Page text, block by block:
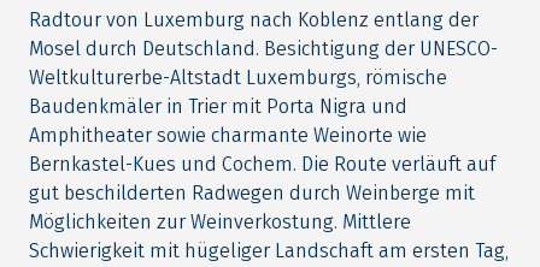
Radtour von Luxemburg nach Koblenz entlang der
Mosel durch Deutschland. Besichtigung der UNESCO-
Weltkulturerbe-Altstadt Luxemburgs, römische
Baudenkmäler in Trier mit Porta Nigra und
Amphitheater sowie charmante Weinorte wie
Bernkastel-Kues und Cochem. Die Route verläuft auf
gut beschilderten Radwegen durch Weinberge mit
Möglichkeiten zur Weinverkostung. Mittlere
Schwierigkeit mit hügeliger Landschaft am ersten Tag,